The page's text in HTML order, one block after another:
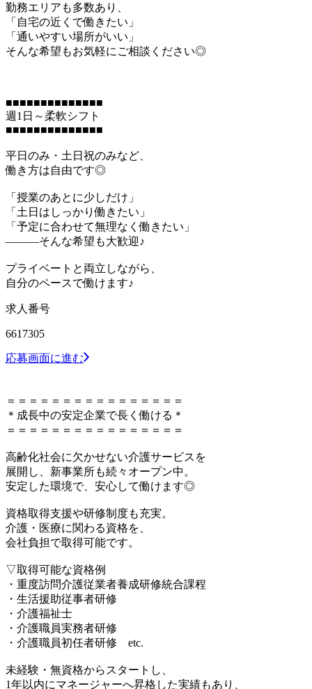
勤務エリアも多数あり、
「自宅の近くで働きたい」
「通いやすい場所がいい」
そんな希望もお気軽にご相談ください◎
■■■■■■■■■■■■■■
週1日～柔軟シフト
■■■■■■■■■■■■■■
平日のみ・土日祝のみなど、
働き方は自由です◎
「授業のあとに少しだけ」
「土日はしっかり働きたい」
「予定に合わせて無理なく働きたい」
―――そんな希望も大歓迎♪
プライベートと両立しながら、
自分のペースで働けます♪
求人番号
6617305
応募画面に進む
＝＝＝＝＝＝＝＝＝＝＝＝＝＝＝＝
＊成長中の安定企業で長く働ける＊
＝＝＝＝＝＝＝＝＝＝＝＝＝＝＝＝
高齢化社会に欠かせない介護サービスを
展開し、新事業所も続々オープン中。
安定した環境で、安心して働けます◎
資格取得支援や研修制度も充実。
介護・医療に関わる資格を、
会社負担で取得可能です。
▽取得可能な資格例
・重度訪問介護従業者養成研修統合課程
・生活援助従事者研修
・介護福祉士
・介護職員実務者研修
・介護職員初任者研修 etc.
未経験・無資格からスタートし、
1年以内にマネージャーへ昇格した実績もあり、